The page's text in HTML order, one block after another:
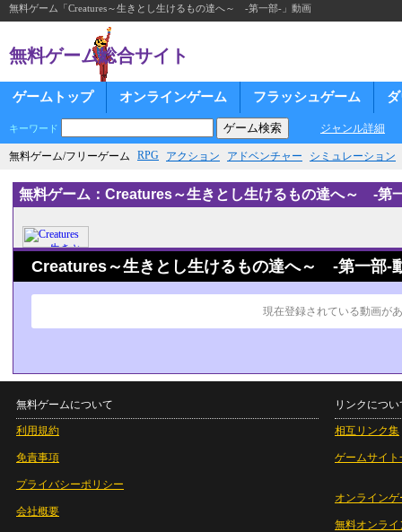
無料ゲーム「Creatures～生きとし生けるもの達へ～ -第一部-」動画
無料ゲーム総合サイト
ゲームトップ オンラインゲーム フラッシュゲーム
キーワード ジャンル詳細
無料ゲーム/フリーゲーム RPG アクション アドベンチャー シミュレーション
無料ゲーム：Creatures～生きとし生けるもの達へ～ -第
Creatures～生きとし生けるもの達へ～ -第一部-
現在登録されている動画が
無料ゲームについて
利用規約
免責事項
プライバシーポリシー
会社概要
リンクについ
相互リンク集
ゲームサイト
オンラインゲ
無料オンライ